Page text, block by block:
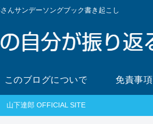
んサンデーソングブック書き起こし
このブログについて 免責事項
山下達郎 OFFICIAL SITE